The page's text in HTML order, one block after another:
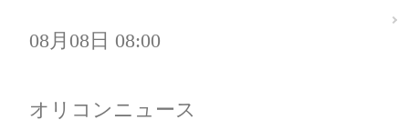
08月08日 08:00
オリコンニュース